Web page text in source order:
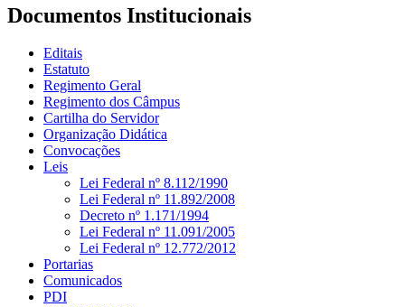
Documentos Institucionais
Editais
Estatuto
Regimento Geral
Regimento dos Câmpus
Cartilha do Servidor
Organização Didática
Convocações
Leis
Lei Federal nº 8.112/1990
Lei Federal nº 11.892/2008
Decreto nº 1.171/1994
Lei Federal nº 11.091/2005
Lei Federal nº 12.772/2012
Portarias
Comunicados
PDI